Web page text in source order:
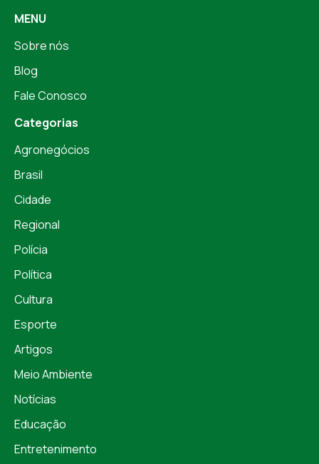
MENU
Sobre nós
Blog
Fale Conosco
Categorias
Agronegócios
Brasil
Cidade
Regional
Polícia
Política
Cultura
Esporte
Artigos
Meio Ambiente
Notícias
Educação
Entretenimento